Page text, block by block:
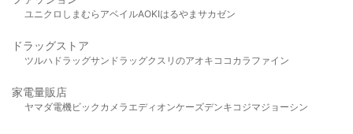
ユニクロ しまむら アベイルAOKIはるやま サカゼン
ドラッグストア
ツルハドラッグサンドラッグクスリのアオキ ココカラファイン
家電量販店
ヤマダ電機ビックカメラ エディオンケーズデンキ コジマジョーシン